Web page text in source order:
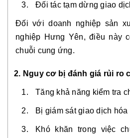
Đối tác tạm dừng giao
Đối với doanh nghiệp sản
nghiệp Hưng Yên, điều này
chuỗi cung ứng.
2. Nguy cơ bị đánh giá rủi ro
Tăng khả năng kiểm tra
Bị giám sát giao dịch hóa
Khó khăn trong việc